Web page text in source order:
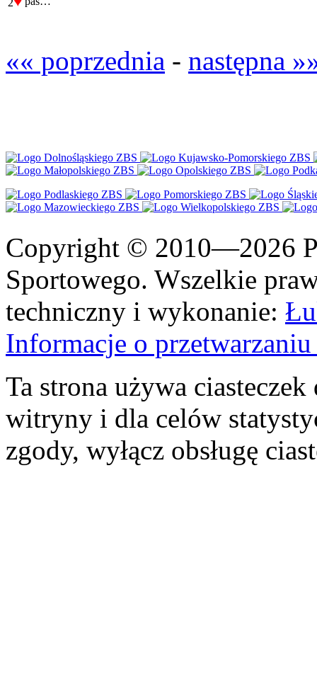
2
«« poprzednia - następna
Copyright © 2010—2026
Sportowego. Wszelkie
techniczny i wykonanie:
Informacje o
Ta strona używa
witryny i dla celów
zgody, wyłącz obsługę